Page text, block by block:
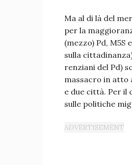
Ma al di là del
per la
(mezzo) Pd,
sulla
renziani del Pd)
massacro in atto
e due città. Per il
sulle politiche